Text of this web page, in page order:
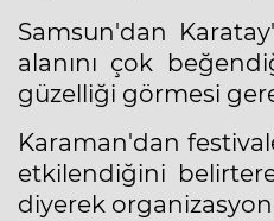
Samsun'dan
alanını çok
güzelliği görmesi
Karaman'dan
etkilendiğini
diyerek